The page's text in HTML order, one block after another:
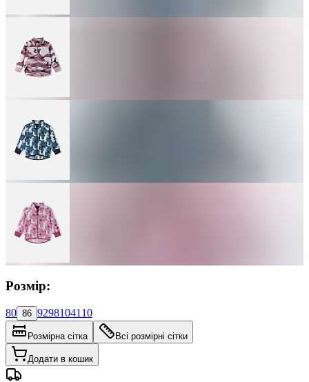
Розмір:
80 86 9298104110
Розмірна сітка Всі розмірні сітки
Додати в кошик